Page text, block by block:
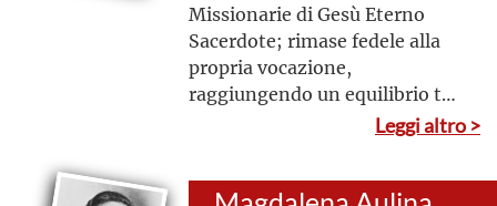
Missionarie di Gesù Eterno
Sacerdote; rimase fedele alla
propria vocazione,
raggiungendo un equilibrio tra
le esigenze di vita attiva e di
non conobbe cedimenti
Leggi altro >